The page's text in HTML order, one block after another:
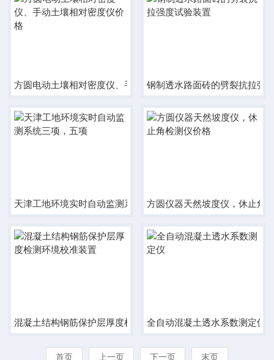
方圆电动土壤相对密度仪、手动土壤相对密度仪价格
钢制透水路面砖的劈裂抗拉强
天津工地环境实时自动监测系统三项，五项方圆仪器天然坡度仪，休止角
混凝土结构钢筋保护层厚度检测环境校准装置全自动混凝土透水系数测定仪
首页 上一页 下一页 末页